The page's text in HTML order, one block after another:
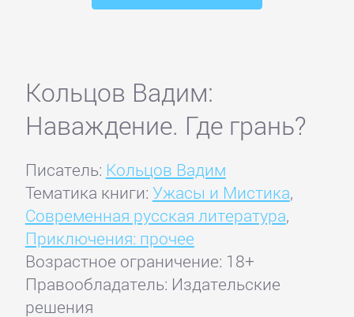
Кольцов Вадим:
Наваждение. Где грань?
Писатель: Кольцов Вадим
Тематика книги: Ужасы и Мистика,
Современная русская литература,
Приключения: прочее
Возрастное ограничение: 18+
Правообладатель: Издательские
решения